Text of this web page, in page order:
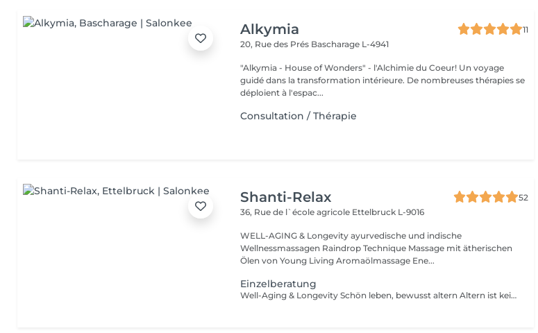
Alkymia
11
20, Rue des Prés Bascharage L-4941
"Alkymia - House of Wonders" - l'Alchimie du Coeur! Un voyage
guidé dans la transformation intérieure. De nombreuses thérapies se
déploient à l'espac...
Consultation / Thérapie
Shanti-Relax
52
36, Rue de l`école agricole Ettelbruck L-9016
WELL-AGING & Longevity ayurvedische und indische
Wellnessmassagen Raindrop Technique Massage mit ätherischen
Ölen von Young Living Aromaölmassage Ene...
Einzelberatung
Well-Aging & Longevity Schön leben, bewusst altern Altern ist kein Rückschritt es ist ein natürlicher Wandel, den wir mit Achtsamkeit und Lebensfreude gestalten können. Well-Aging bedeutet, den eigenen Körper zu verstehen, ihn zu unterstützen und mit ihm in Harmonie zu leben Tag für Tag, Jahr für Jahr. Dein Weg beginnt hier Ob du erste Zeichen der Hautalterung spürst, deinen Schlaf verbessern möchtest oder einfach mehr Energie im Alltag suchst Ich begleite dich mit Herz, Wissen und maßgeschneiderten Lösungen. Denn die besten Jahre sind nicht vorbei sie beginnen genau jetzt.